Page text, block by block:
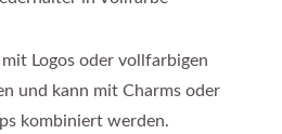
Logos oder vollfarbigen
und kann mit Charms oder
kombiniert werden.